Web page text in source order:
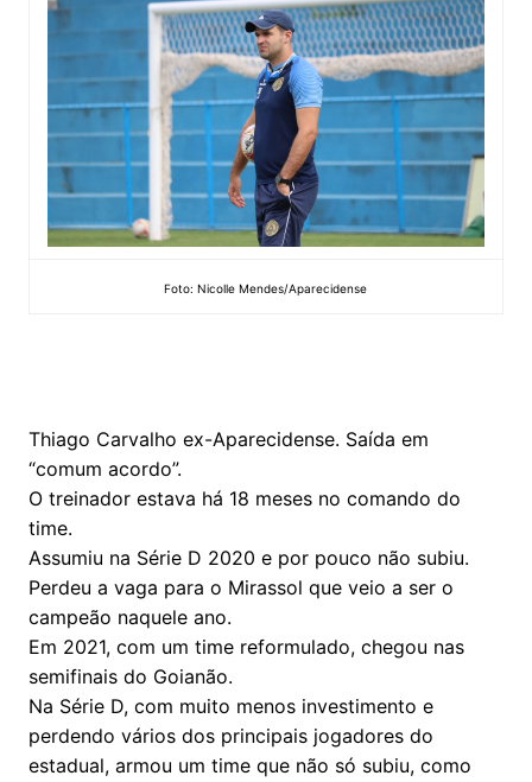
Foto: Nicolle Mendes/Aparecidense
Thiago Carvalho ex-Aparecidense. Saída em
“comum acordo”.
O treinador estava há 18 meses no comando do
time.
Assumiu na Série D 2020 e por pouco não subiu.
Perdeu a vaga para o Mirassol que veio a ser o
campeão naquele ano.
Em 2021, com um time reformulado, chegou nas
semifinais do Goianão.
Na Série D, com muito menos investimento e
perdendo vários dos principais jogadores do
estadual, armou um time que não só subiu, como